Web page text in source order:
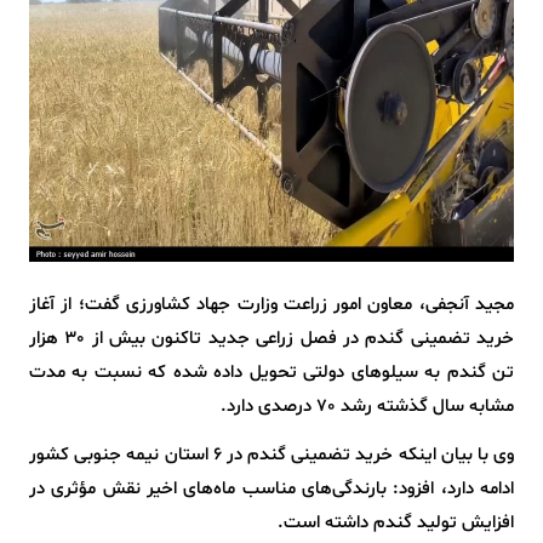
مجید آنجفی، معاون امور زراعت وزارت جهاد کشاورزی گفت؛ از آغاز
خرید تضمینی گندم در فصل زراعی جدید تاکنون بیش از 30 هزار
تن گندم به سیلو‌های دولتی تحویل داده شده که نسبت به مدت
مشابه سال گذشته رشد 70 درصدی دارد.
وی با بیان اینکه خرید تضمینی گندم در 6 استان نیمه جنوبی کشور
ادامه دارد، افزود: بارندگی‌های مناسب ماه‌های اخیر نقش مؤثری در
افزایش تولید گندم داشته است.